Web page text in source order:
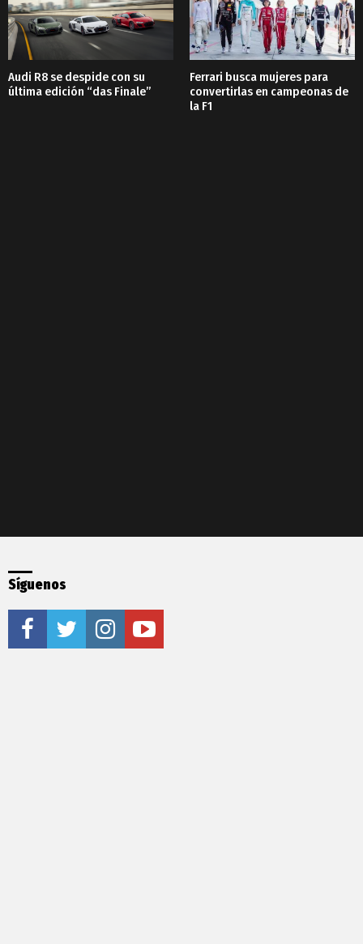
Audi R8 se despide con su
última edición “das Finale”
Ferrari busca mujeres para
convertirlas en campeonas de
la F1
Síguenos
facebooktwitter instagramyoutube